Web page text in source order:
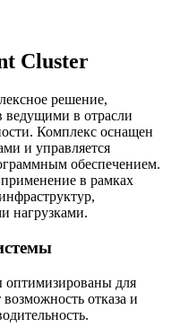
Cluster
решение,
ведущими в отрасли
Комплекс оснащен
и управляется
обеспечением.
в рамках
нагрузками.
оптимизированы для
отказа и